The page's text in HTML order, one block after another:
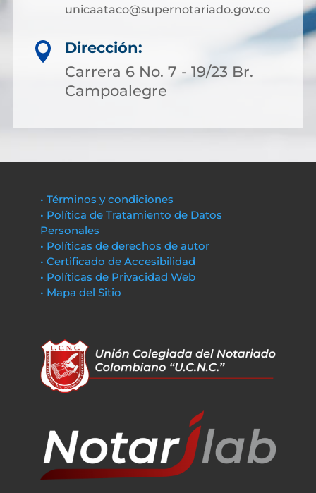
unicaataco@supernotariado.gov.co

Dirección:
Carrera 6 No. 7 - 19/23 Br.
Campoalegre
• Términos y condiciones
• Política de Tratamiento de Datos
Personales
• Políticas de derechos de autor
• Certificado de Accesibilidad
• Políticas de Privacidad Web
• Mapa del Sitio